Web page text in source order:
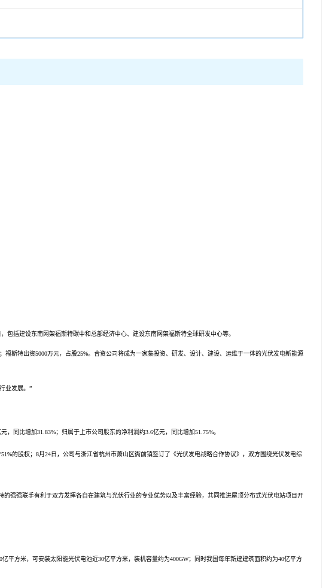
包括建设东南网架福斯特碳中和总部经济中心、建设东南网架福斯特全球研发中心等。
福斯特出资5000万元，占股25%。合资公司将成为一家集投资、研发、设计、建设、运维于一体的光伏发电新能源
业发展。”
元，同比增加31.83%；归属于上市公司股东的净利润约3.6亿元，同比增加51.75%。
的股权；8月24日，公司与浙江省杭州市萧山区衙前镇签订了《光伏发电战略合作协议》，双方围绕光伏发电综
强强联手有利于双方发挥各自在建筑与光伏行业的专业优势以及丰富经验，共同推进屋顶分布式光伏电站项目开
亿平方米，可安装太阳能光伏电池近30亿平方米，装机容量约为400GW；同时我国每年新建建筑面积约为40亿平方